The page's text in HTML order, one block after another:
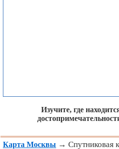
Изучите, где
Карта Москвы → Спутниковая